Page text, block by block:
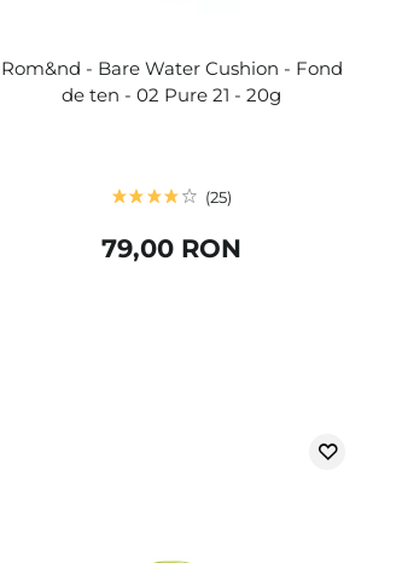
Rom&nd - Bare Water Cushion - Fond
de ten - 02 Pure 21 - 20g
25
79,00 RON